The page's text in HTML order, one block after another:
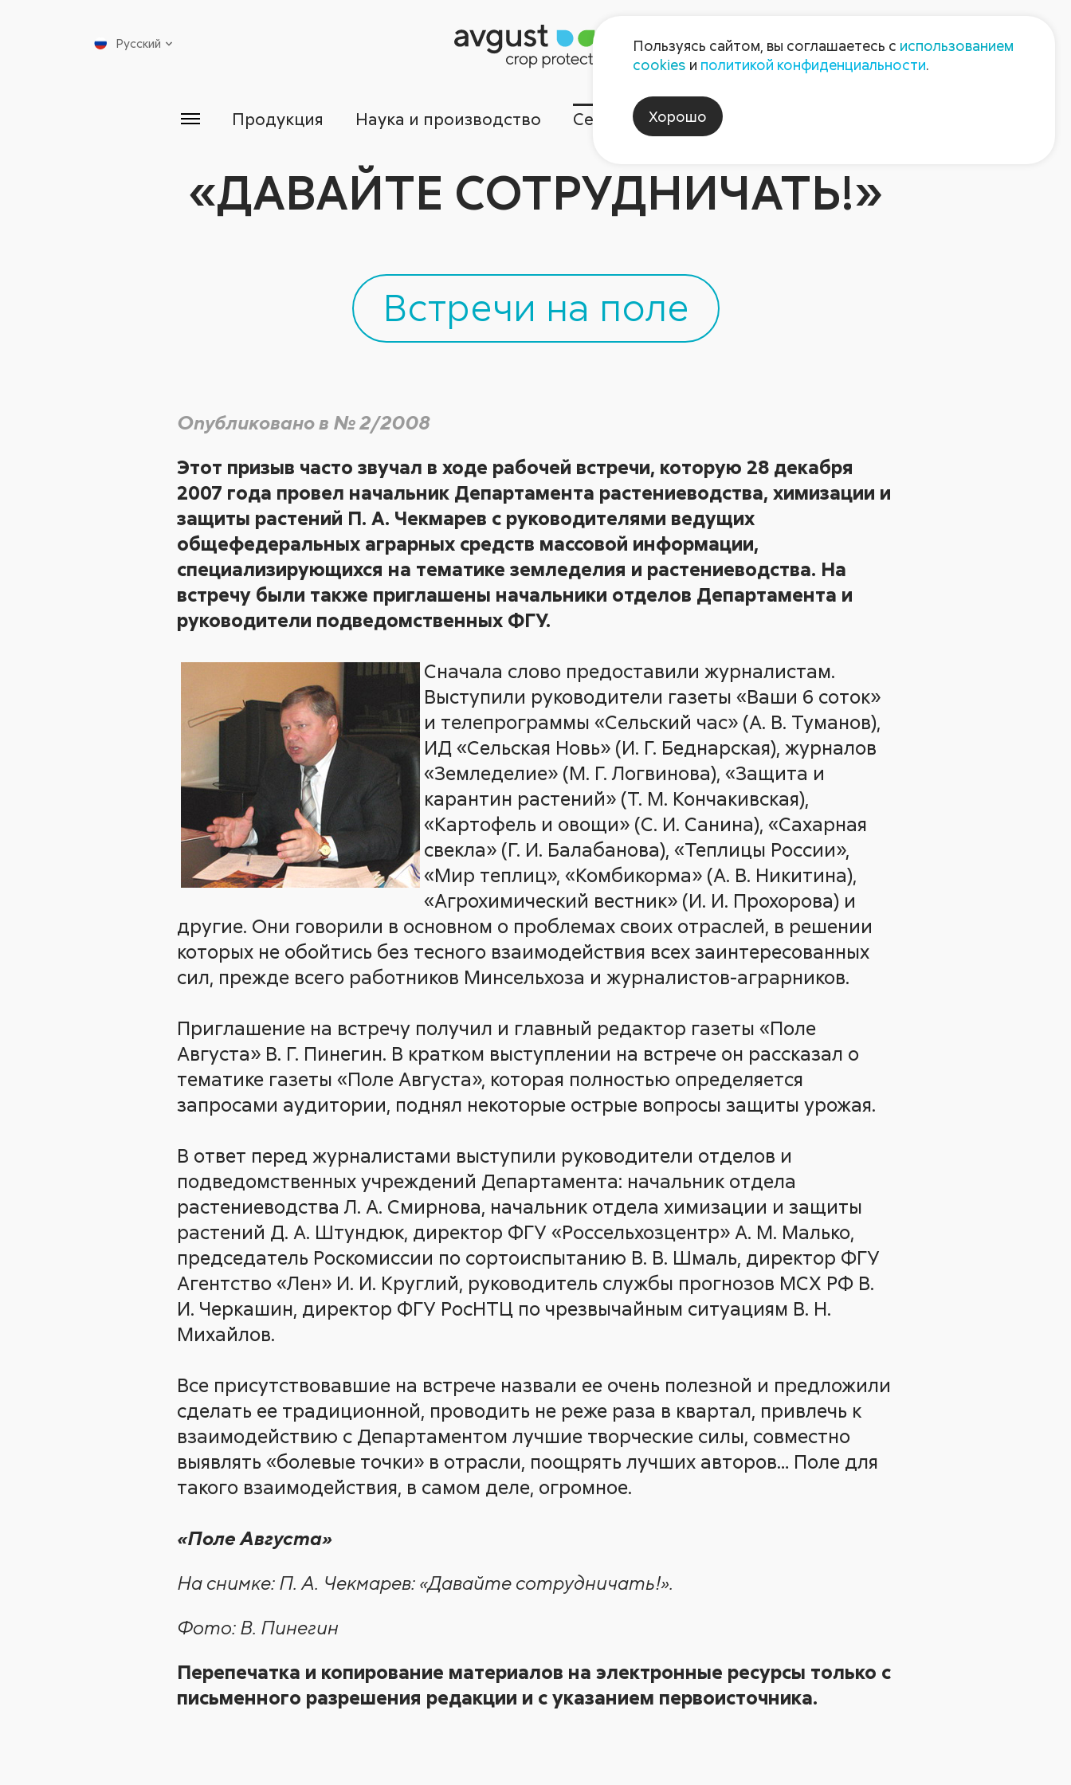
Пресс-центр Контакты
Русский
Продукция Наука и производство Сервисы Компания
«ДАВАЙТЕ СОТРУДНИЧАТЬ!»
Встречи на поле
Опубликовано в № 2/2008
Этот призыв часто звучал в ходе рабочей встречи, которую 28 декабря
2007 года провел начальник Департамента растениеводства, химизации и
защиты растений П. А. Чекмарев с руководителями ведущих
общефедеральных аграрных средств массовой информации,
специализирующихся на тематике земледелия и растениеводства. На
встречу были также приглашены начальники отделов Департамента и
руководители подведомственных ФГУ.
Сначала слово предоставили журналистам.
Выступили руководители газеты «Ваши 6 соток»
и телепрограммы «Сельский час» (А. В. Туманов),
ИД «Сельская Новь» (И. Г. Беднарская), журналов
«Земледелие» (М. Г. Логвинова), «Защита и
карантин растений» (Т. М. Кончакивская),
«Картофель и овощи» (С. И. Санина), «Сахарная
свекла» (Г. И. Балабанова), «Теплицы России»,
«Мир теплиц», «Комбикорма» (А. В. Никитина),
«Агрохимический вестник» (И. И. Прохорова) и
другие. Они говорили в основном о проблемах своих отраслей, в решении
которых не обойтись без тесного взаимодействия всех заинтересованных
сил, прежде всего работников Минсельхоза и журналистов-аграрников.
Приглашение на встречу получил и главный редактор газеты «Поле
Августа» В. Г. Пинегин. В кратком выступлении на встрече он рассказал о
тематике газеты «Поле Августа», которая полностью определяется
запросами аудитории, поднял некоторые острые вопросы защиты урожая.
В ответ перед журналистами выступили руководители отделов и
подведомственных учреждений Департамента: начальник отдела
растениеводства Л. А. Смирнова, начальник отдела химизации и защиты
растений Д. А. Штундюк, директор ФГУ «Россельхозцентр» А. М. Малько,
председатель Роскомиссии по сортоиспытанию В. В. Шмаль, директор ФГУ
Агентство «Лен» И. И. Круглий, руководитель службы прогнозов МСХ РФ В.
И. Черкашин, директор ФГУ РосНТЦ по чрезвычайным ситуациям В. Н.
Михайлов.
Все присутствовавшие на встрече назвали ее очень полезной и предложили
сделать ее традиционной, проводить не реже раза в квартал, привлечь к
взаимодействию с Департаментом лучшие творческие силы, совместно
выявлять «болевые точки» в отрасли, поощрять лучших авторов… Поле для
такого взаимодействия, в самом деле, огромное.
«Поле Августа»
На снимке: П. А. Чекмарев: «Давайте сотрудничать!».
Фото: В. Пинегин
Перепечатка и копирование материалов на электронные ресурсы только с
письменного разрешения редакции и с указанием первоисточника.
Пользуясь сайтом, вы соглашаетесь с использованием
cookies и политикой конфиденциальности.
Хорошо